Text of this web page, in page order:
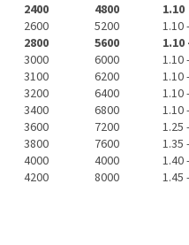
2400 4800
1.10
2600 5200
1.10
2800 5600
1.10
3000 6000
1.10
3100 6200
1.10
3200 6400
1.10
3400 6800
1.10
3600 7200
1.25
3800 7600
1.35
4000 4000
1.40
4200 8000 1.45